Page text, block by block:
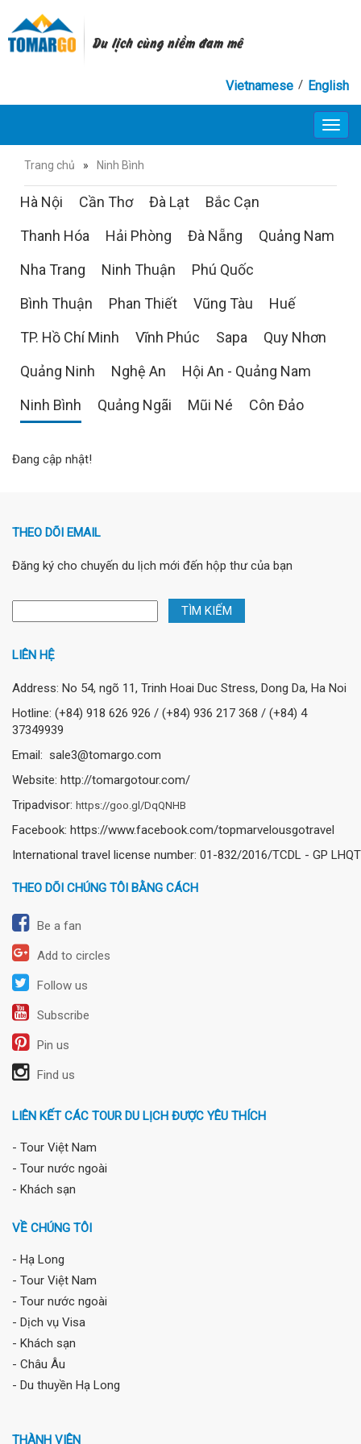
Du lịch cùng niềm đam mê
English
/
Vietnamese
Trang chủ » Ninh Bình
Hà Nội Cần Thơ Đà Lạt
Bắc Cạn
Thanh Hóa
Hải Phòng Đà Nẵng
Quảng Nam
Nha Trang
Ninh Thuận
Phú Quốc
Bình Thuận
Phan Thiết Vũng Tàu
Huế
TP. Hồ Chí Minh
Vĩnh Phúc Sapa
Quy Nhơn
Quảng Ninh
Nghệ An
Hội An - Quảng Nam
Ninh Bình
Quảng Ngãi Mũi Né Côn Đảo
Đang cập nhật!
THEO DÕI EMAIL
Đăng ký cho chuyến du lịch mới đến hộp thư của bạn
LIÊN HỆ
Address: No 54, ngõ 11, Trinh Hoai Duc Stress, Dong Da, Ha Noi
Hotline: (+84) 918 626 926 / (+84) 936 217 368 / (+84) 4
37349939
Email: sale3@tomargo.com
Website: http://tomargotour.com/
Tripadvisor: https://goo.gl/DqQNHB
Facebook: https://www.facebook.com/topmarvelousgotravel
International travel license number: 01-832/2016/TCDL - GP LHQT
THEO DÕI CHÚNG TÔI BẰNG CÁCH
Be a fan
Add to circles
Follow us
Subscribe
Pin us
Find us
LIÊN KẾT CÁC TOUR DU LỊCH ĐƯỢC YÊU THÍCH
- Tour Việt Nam
- Tour nước ngoài
- Khách sạn
VỀ CHÚNG TÔI
- Hạ Long
- Tour Việt Nam
- Tour nước ngoài
- Dịch vụ Visa
- Khách sạn
- Châu Âu
- Du thuyền Hạ Long
THÀNH VIÊN